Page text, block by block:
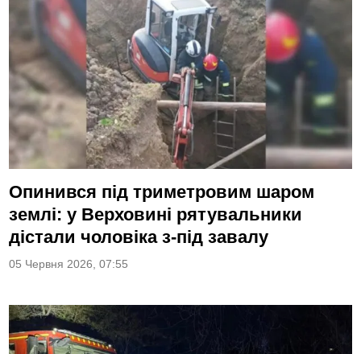
Опинився під триметровим шаром
землі: у Верховині рятувальники
дістали чоловіка з-під завалу
05 Червня 2026, 07:55